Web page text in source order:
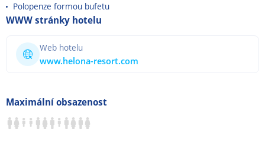
Polopenze formou bufetu
WWW stránky hotelu
Web hotelu
www.helona-resort.com
Maximální obsazenost